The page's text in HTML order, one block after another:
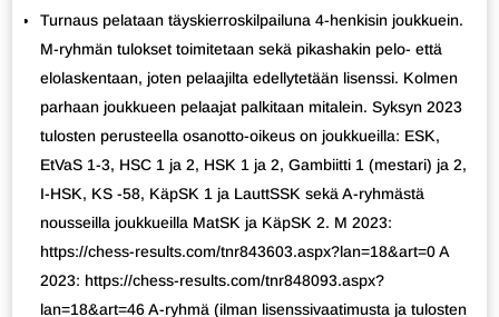
Turnaus pelataan täyskierroskilpailuna 4-henkisin joukkuein.
M-ryhmän tulokset toimitetaan sekä pikashakin pelo- että
elolaskentaan, joten pelaajilta edellytetään lisenssi. Kolmen
parhaan joukkueen pelaajat palkitaan mitalein. Syksyn 2023
tulosten perusteella osanotto-oikeus on joukkueilla: ESK,
EtVaS 1-3, HSC 1 ja 2, HSK 1 ja 2, Gambiitti 1 (mestari) ja 2,
I-HSK, KS -58, KäpSK 1 ja LauttSSK sekä A-ryhmästä
nousseilla joukkueilla MatSK ja KäpSK 2. M 2023:
https://chess-results.com/tnr843603.aspx?lan=18&art=0 A
2023: https://chess-results.com/tnr848093.aspx?
lan=18&art=46 A-ryhmä (ilman lisenssivaatimusta ja tulosten